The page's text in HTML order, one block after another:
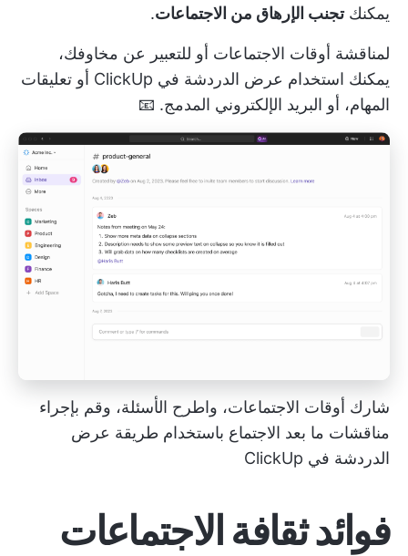
يمكنكتجنب الإرهاق من الاجتماعات.
لمناقشة أوقات الاجتماعات أو للتعبير عن مخاوفك،
يمكنك استخدام عرض الدردشة في ClickUp
أو تعليقات
المهام، أو البريد الإلكتروني المدمج. 📧
شارك أوقات الاجتماعات، واطرح الأسئلة، وقم بإجراء
مناقشات ما بعد الاجتماع باستخدام طريقة عرض
الدردشة في ClickUp
فوائد ثقافة الاجتماعات